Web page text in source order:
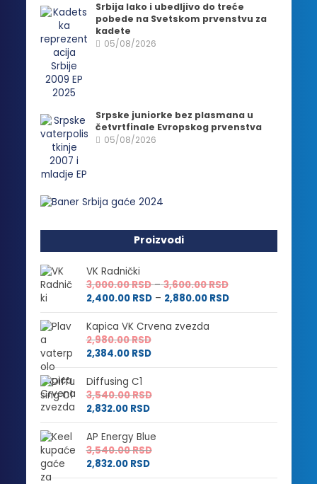
Srbija lako i ubedljivo do treće
pobede na Svetskom prvenstvu za
kadete
05/08/2026
Srpske juniorke bez plasmana u
četvrtfinale Evropskog prvenstva
05/08/2026
Proizvodi
VK Radnički
3,000.00RSD – 3,600.00RSDRaspon
cena:
od
2,400.00 RSD – 2,880.00 RSDRaspon
cena:
2,880.00 RSD
Kapica VK Crvena zvezda
2,980.00RSD
2,384.00 RSD
Diffusing C1
3,540.00RSD
2,832.00 RSD
AP Energy Blue
3,540.00RSD
2,832.00 RSD